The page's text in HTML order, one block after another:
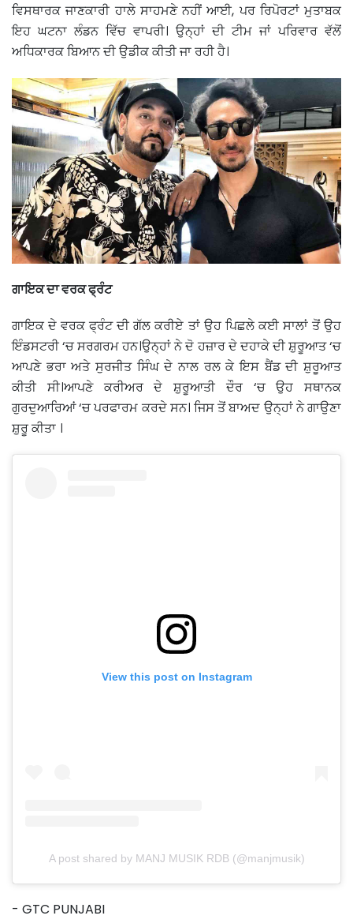
ਵਿਸਥਾਰਕ ਜਾਣਕਾਰੀ ਹਾਲੇ ਸਾਹਮਣੇ ਨਹੀਂ ਆਈ, ਪਰ ਰਿਪੋਰਟਾਂ ਮੁਤਾਬਕ
ਇਹ ਘਟਨਾ ਲੰਡਨ ਵਿੱਚ ਵਾਪਰੀ। ਉਨ੍ਹਾਂ ਦੀ ਟੀਮ ਜਾਂ ਪਰਿਵਾਰ ਵੱਲੋਂ
ਅਧਿਕਾਰਕ ਬਿਆਨ ਦੀ ਉਡੀਕ ਕੀਤੀ ਜਾ ਰਹੀ ਹੈ।
ਗਾਇਕ ਦਾ ਵਰਕ ਫ੍ਰੰਟ
ਗਾਇਕ ਦੇ ਵਰਕ ਫ੍ਰੰਟ ਦੀ ਗੱਲ ਕਰੀਏ ਤਾਂ ਉਹ ਪਿਛਲੇ ਕਈ ਸਾਲਾਂ ਤੋਂ ਉਹ
ਇੰਡਸਟਰੀ ‘ਚ ਸਰਗਰਮ ਹਨ।ਉਨ੍ਹਾਂ ਨੇ ਦੋ ਹਜ਼ਾਰ ਦੇ ਦਹਾਕੇ ਦੀ ਸ਼ੁਰੂਆਤ ‘ਚ
ਆਪਣੇ ਭਰਾ ਅਤੇ ਸੁਰਜੀਤ ਸਿੰਘ ਦੇ ਨਾਲ ਰਲ ਕੇ ਇਸ ਬੈਂਡ ਦੀ ਸ਼ੁਰੂਆਤ
ਕੀਤੀ ਸੀ।ਆਪਣੇ ਕਰੀਅਰ ਦੇ ਸ਼ੁਰੂਆਤੀ ਦੌਰ ‘ਚ ਉਹ ਸਥਾਨਕ
ਗੁਰਦੁਆਰਿਆਂ ‘ਚ ਪਰਫਾਰਮ ਕਰਦੇ ਸਨ। ਜਿਸ ਤੋਂ ਬਾਅਦ ਉਨ੍ਹਾਂ ਨੇ ਗਾਉਣਾ
ਸ਼ੁਰੂ ਕੀਤਾ ।
View this post on Instagram
A post shared by MANJ MUSIK RDB (@manjmusik)
- GTC PUNJABI